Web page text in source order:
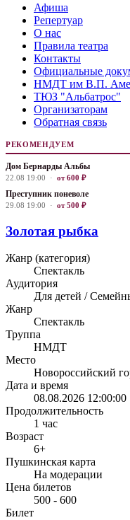
Афиша
Репертуар
О нас
Правила театра
Контакты
Официальные
НМДТ им В.П.
ТЮЗ "Альбатрос"
Организаторам
Обратная связь
РЕКОМЕНДУЕМ
Дом Бернарды Альбы
22.08 19:00 · от 600 ₽
Преступник поневоле
29.08 19:00 · от 500 ₽
Золотая рыбка
Жанр (категория)
Спектакль
Аудитория
Для детей /
Жанр
Спектакль
Труппа
НМДТ
Место
Новороссийский
Дата и время
08.08.2026 12:00:00
Продолжительность
1 час
Возраст
6+
Пушкинская карта
На модерации
Цена билетов
500 - 600
Билет